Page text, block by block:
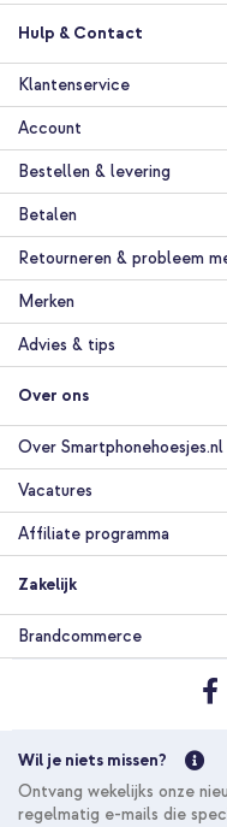
Hulp & Contact
Klantenservice
Account
Bestellen & levering
Betalen
Retourneren & probleem
Merken
Advies & tips
Over ons
Over Smartphonehoesjes.nl
Vacatures
Affiliate programma
Zakelijk
Brandcommerce
Wil je niets missen?
Ontvang wekelijks onze
regelmatig e-mails die